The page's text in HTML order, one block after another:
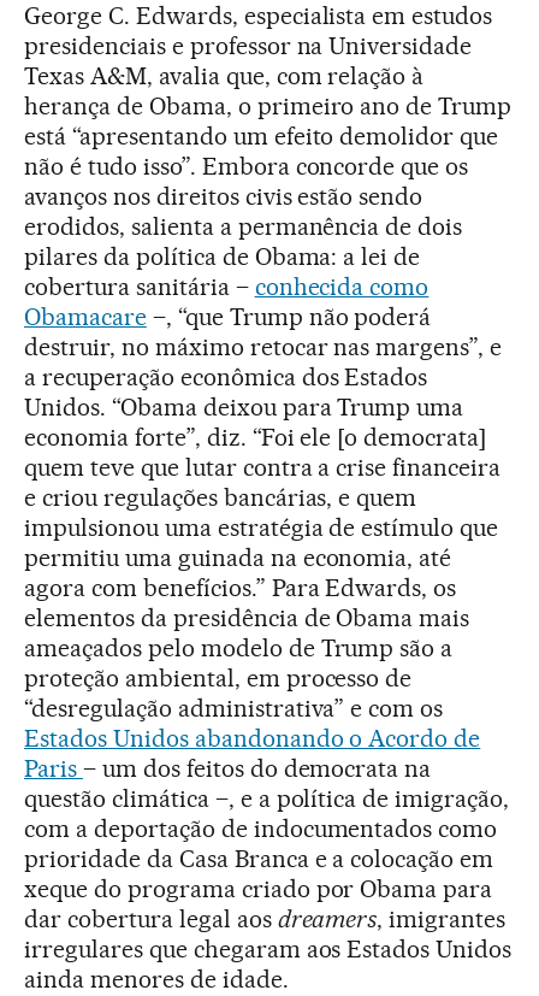
George C. Edwards, especialista em estudos
presidenciais e professor na Universidade
Texas A&M, avalia que, com relação à
herança de Obama, o primeiro ano de Trump
está “apresentando um efeito demolidor que
não é tudo isso”. Embora concorde que os
avanços nos direitos civis estão sendo
erodidos, salienta a permanência de dois
pilares da política de Obama: a lei de
cobertura sanitária – conhecida como
Obamacare–, “que Trump não poderá
destruir, no máximo retocar nas margens”, e
a recuperação econômica dos Estados
Unidos. “Obama deixou para Trump uma
economia forte”, diz. “Foi ele [o democrata]
quem teve que lutar contra a crise financeira
e criou regulações bancárias, e quem
impulsionou uma estratégia de estímulo que
permitiu uma guinada na economia, até
agora com benefícios.” Para Edwards, os
elementos da presidência de Obama mais
ameaçados pelo modelo de Trump são a
proteção ambiental, em processo de
“desregulação administrativa” e com os
Estados Unidos abandonando o Acordo de
Paris – um dos feitos do democrata na
questão climática –, e a política de imigração,
com a deportação de indocumentados como
prioridade da Casa Branca e a colocação em
xeque do programa criado por Obama para
dar cobertura legal aos dreamers, imigrantes
irregulares que chegaram aos Estados Unidos
ainda menores de idade.